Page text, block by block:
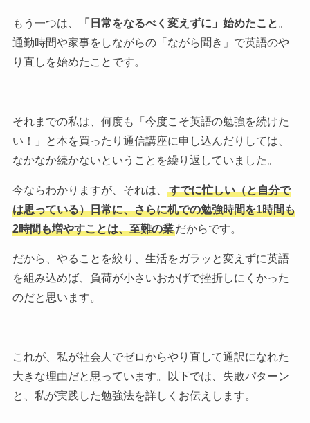
もう一つは、 「日常をなるべく変えずに」始めたこと 。
通勤時間や家事をしながらの「ながら聞き」で英語のや
り直しを始めたことです。
それまでの私は、何度も「今度こそ英語の勉強を続けた
い！」と本を買ったり通信講座に申し込んだりしては、
なかなか続かないということを繰り返していました。
今ならわかりますが、それは、
すでに忙しい（と自分で
は思っている）日常に、さらに机での勉強時間を1時間も
2時間も増やすことは、至難の業だからです。
だから、やることを絞り、生活をガラッと変えずに英語
を組み込めば、負荷が小さいおかげで挫折しにくかった
のだと思います。
これが、私が社会人でゼロからやり直して通訳になれた
大きな理由だと思っています。以下では、失敗パターン
と、私が実践した勉強法を詳しくお伝えします。